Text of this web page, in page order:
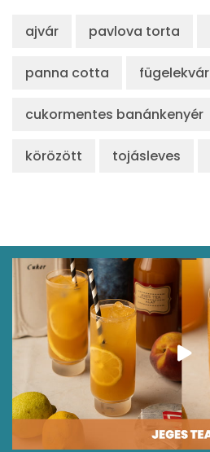
ajvár pavlova torta
panna cotta fügelekvár
cukormentes banánkenyér
körözött tojásleves